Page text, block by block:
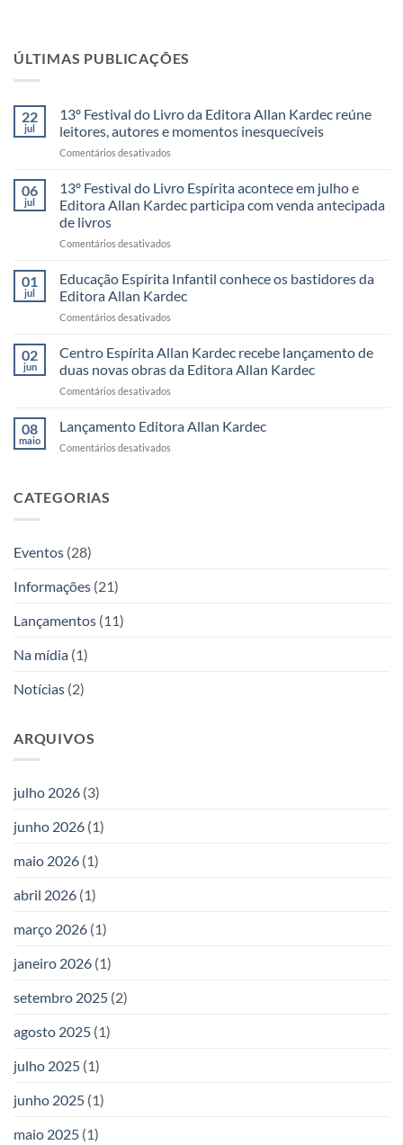
ÚLTIMAS PUBLICAÇÕES
22
jul
13º Festival do Livro da Editora Allan Kardec reúne
leitores, autores e momentos inesquecíveis
Comentários desativados
Festival
do
Livro
Editora
Kardec
reúne
leitores,
autores
momentos
inesquecíveis
06
jul
13º Festival do Livro Espírita acontece em julho e
Editora Allan Kardec participa com venda antecipada
de livros
Comentários desativados
Festival
do
Livro
Espírita
em
julho
Editora
Kardec
01
jul
Educação Espírita Infantil conhece os bastidores da
Editora Allan Kardec
Comentários desativados
Espírita
Infantil
conhece
os
da
Allan
02
jun
Centro Espírita Allan Kardec recebe lançamento de
duas novas obras da Editora Allan Kardec
Comentários desativados
Espírita
Allan
Kardec
08
maio
Lançamento Editora Allan Kardec
Comentários desativados
CATEGORIAS
Eventos (28)
Informações (21)
Lançamentos (11)
Na mídia (1)
Notícias (2)
ARQUIVOS
julho 2026 (3)
junho 2026 (1)
maio 2026 (1)
abril 2026 (1)
março 2026 (1)
janeiro 2026 (1)
setembro 2025 (2)
agosto 2025 (1)
julho 2025 (1)
junho 2025 (1)
maio 2025 (1)